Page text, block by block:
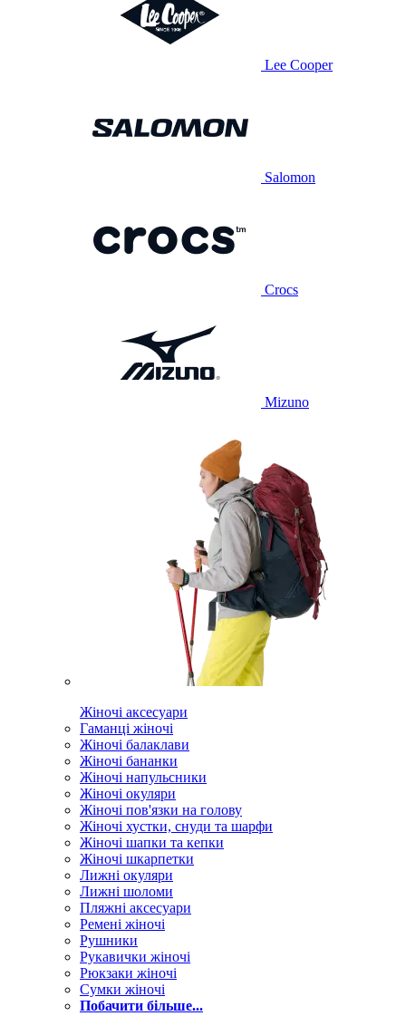
Lee Cooper
Salomon
Crocs
Mizuno
Жіночі аксесуари
Гаманці жіночі
Жіночі балаклави
Жіночі бананки
Жіночі напульсники
Жіночі окуляри
Жіночі пов'язки на голову
Жіночі хустки, снуди та шарфи
Жіночі шапки та кепки
Жіночі шкарпетки
Лижні окуляри
Лижні шоломи
Пляжні аксесуари
Ремені жіночі
Рушники
Рукавички жіночі
Рюкзаки жіночі
Сумки жіночі
Побачити більше...